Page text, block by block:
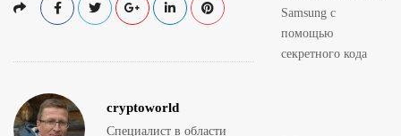
cryptoworld
Специалист в области
Samsung с
помощью
секретного кода